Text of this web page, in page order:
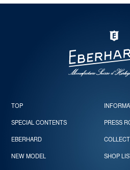
TOP
SPECIAL CONTENTS PRESS
EBERHARD
NEW MODEL SHOP